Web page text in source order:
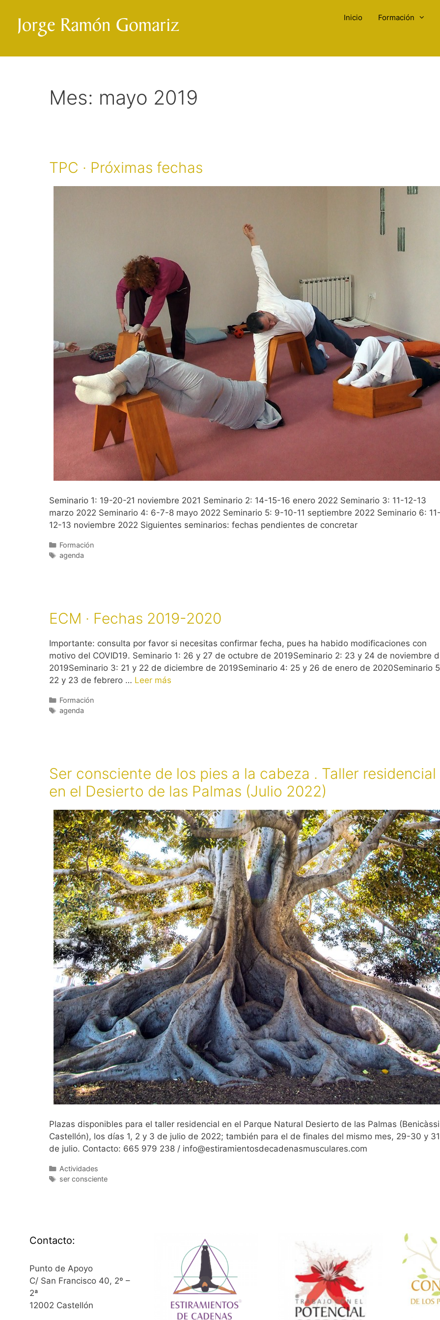
contenido
Inicio Formación
Mes: mayo 2019
TPC · Próximas fechas
Seminario 1: 19-20-21 noviembre 2021 Seminario 2: 14-15-16 enero 2022 Seminario 3: 11-12-13
marzo 2022 Seminario 4: 6-7-8 mayo 2022 Seminario 5: 9-10-11 septiembre 2022 Seminario 6:
12-13 noviembre 2022 Siguientes seminarios: fechas pendientes de concretar
Categorías
Formación
Etiquetas
agenda
ECM · Fechas 2019-2020
Importante: consulta por favor si necesitas confirmar fecha, pues ha habido modificaciones con
motivo del COVID19. Seminario 1: 26 y 27 de octubre de 2019Seminario 2: 23 y 24 de noviembre
2019Seminario 3: 21 y 22 de diciembre de 2019Seminario 4: 25 y 26 de enero de 2020Seminario
22 y 23 de febrero … Leer más
Categorías
Formación
Etiquetas
agenda
Ser consciente de los pies a la cabeza . Taller residencial
en el Desierto de las Palmas (Julio 2022)
Plazas disponibles para el taller residencial en el Parque Natural Desierto de las Palmas
Castellón), los días 1, 2 y 3 de julio de 2022; también para el de finales del mismo mes, 29-30 y 31
de julio. Contacto: 665 979 238 / info@estiramientosdecadenasmusculares.com
Categorías
Actividades
Etiquetas
ser consciente
Contacto:
Punto de Apoyo
C/ San Francisco 40, 2º –
2ª
12002 Castellón